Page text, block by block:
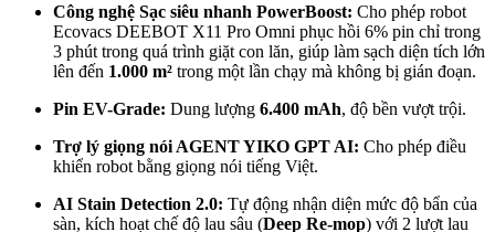
Công nghệ Sạc siêu nhanh PowerBoost: Cho phép robot
Ecovacs DEEBOT X11 Pro Omni phục hồi 6% pin chỉ trong
3 phút trong quá trình giặt con lăn, giúp làm sạch diện tích lớn
lên đến 1.000 m² trong một lần chạy mà không bị gián đoạn.
Pin EV-Grade: Dung lượng 6.400 mAh, độ bền vượt trội.
Trợ lý giọng nói AGENT YIKO GPT AI: Cho phép điều
khiển robot bằng giọng nói tiếng Việt.
AI Stain Detection 2.0: Tự động nhận diện mức độ bẩn của
sàn, kích hoạt chế độ lau sâu (Deep Re-mop) với 2 lượt lau